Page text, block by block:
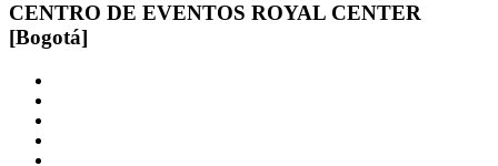
CENTRO DE EVENTOS ROYAL CENTER
[Bogotá]